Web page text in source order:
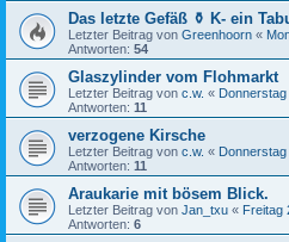
Das letzte Gefäß ⚱️ K- ein
Letzter Beitrag von Greenhoorn «
Antworten: 54
Glaszylinder vom Flohmarkt
Letzter Beitrag von c.w. «
Antworten: 11
verzogene Kirsche
Letzter Beitrag von c.w. « Donnerstag
Antworten: 11
Araukarie mit bösem Blick.
Letzter Beitrag von Jan_txu « Freitag
Antworten: 6